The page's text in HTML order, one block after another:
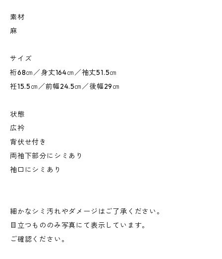
素材
麻
サイズ
裄68㎝／身丈164㎝／袖丈51.5㎝
衽15.5㎝／前幅24.5㎝／後幅29㎝
状態
広衿
背伏せ付き
両袖下部分にシミあり
袖口にシミあり
細かなシミ汚れやダメージはご了承ください。
目立つもののみ写真にて表示しています。
ご確認ください。